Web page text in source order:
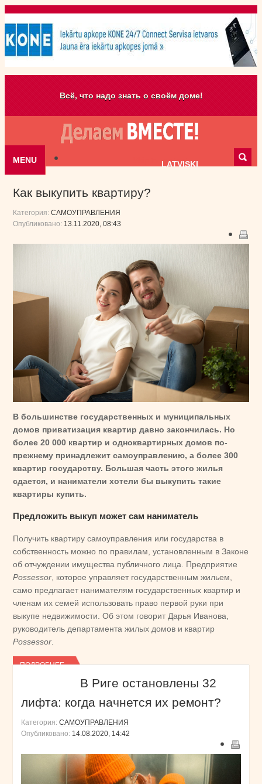
Всё, что надо знать о своём доме!
MENU LATVISKI
Skip to content
Как выкупить квартиру?
Категория: САМОУПРАВЛЕНИЯ
Опубликовано: 13.11.2020, 08:43
В большинстве государственных и муниципальных
домов приватизация квартир давно закончилась. Но
более 20 000 квартир и одноквартирных домов по-
прежнему принадлежит самоуправлению, а более 300
квартир государству. Большая часть этого жилья
сдается, и наниматели хотели бы выкупить такие
квартиры купить.
Предложить выкуп может сам наниматель
Получить квартиру самоуправления или государства в
собственность можно по правилам, установленным в Законе
об отчуждении имущества публичного лица. Предприятие
Possessor, которое управляет государственным жильем,
само предлагает нанимателям государственных квартир и
членам их семей использовать право первой руки при
выкупе недвижимости. Об этом говорит Дарья Иванова,
руководитель департамента жилых домов и квартир
Possessor.
ПОДРОБНЕЕ...
В Риге остановлены 32
лифта: когда начнется их ремонт?
Категория: САМОУПРАВЛЕНИЯ
Опубликовано: 14.08.2020, 14:42